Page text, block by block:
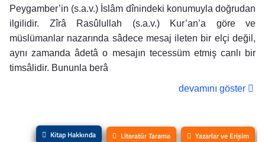
Peygamber’in (s.a.v.) İslâm dînindeki konumuyla doğrudan
ilgilidir. Zîrâ Rasûlullah (s.a.v.) Kur’an’a göre ve
müslümanlar nazarında sâdece mesaj ileten bir elçi değil,
aynı zamanda âdetâ o mesajın tecessüm etmiş canlı bir
timsâlidir. Bununla berâ
devamını göster
Kitap Hakkında Literatür Tarama Yazarlar ve Erişim